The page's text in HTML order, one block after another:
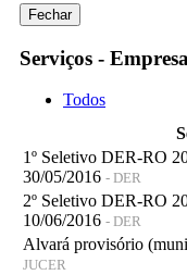
Fechar
Serviços - Empresa
Todos
1º Seletivo DER-RO
30/05/2016 - DER
2º Seletivo DER-RO
10/06/2016 - DER
Alvará provisório
JUCER